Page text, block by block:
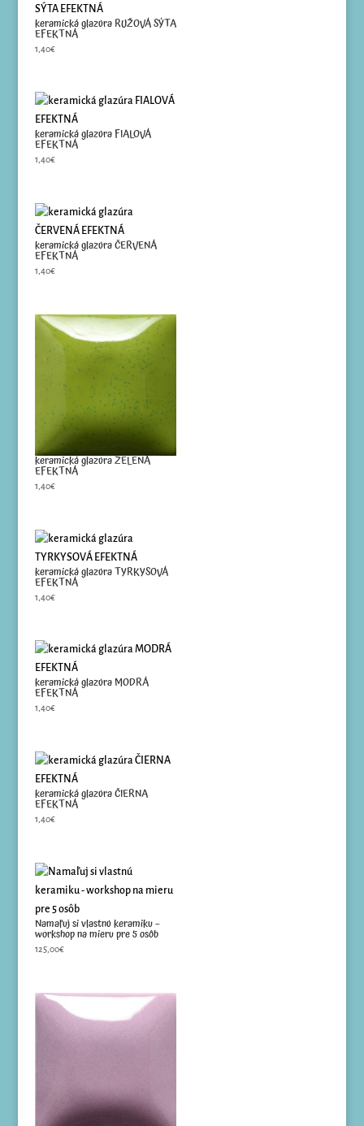
keramická glazúra RUŽOVÁ SÝTA
EFEKTNÁ
1,40€
keramická glazúra FIALOVÁ
EFEKTNÁ
1,40€
keramická glazúra ČERVENÁ
EFEKTNÁ
1,40€
keramická glazúra ZELENÁ
EFEKTNÁ
1,40€
keramická glazúra TYRKYSOVÁ
EFEKTNÁ
1,40€
keramická glazúra MODRÁ
EFEKTNÁ
1,40€
keramická glazúra ČIERNA
EFEKTNÁ
1,40€
Namaľuj si vlastnú keramiku –
workshop na mieru pre 5 osôb
125,00€